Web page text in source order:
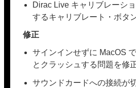
Dirac Live キャリブレーシ
するキャリブレート・ボタ
修正
サインインせずに MacOS
とクラッシュする問題を修
サウンドカードへの接続が